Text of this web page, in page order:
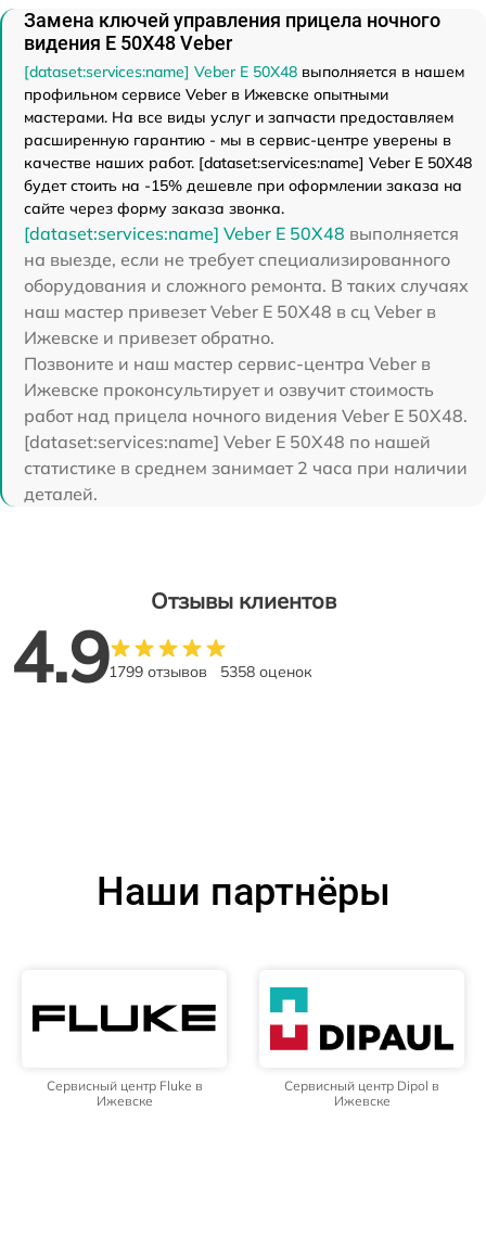
Замена ключей управления прицела ночного
видения E 50X48 Veber
[dataset:services:name] Veber E 50X48 выполняется в нашем
профильном сервисе Veber в Ижевске опытными
мастерами. На все виды услуг и запчасти предоставляем
расширенную гарантию - мы в сервис-центре уверены в
качестве наших работ. [dataset:services:name] Veber E 50X48
будет стоить на -15% дешевле при оформлении заказа на
сайте через форму заказа звонка.
[dataset:services:name] Veber E 50X48 выполняется
на выезде, если не требует специализированного
оборудования и сложного ремонта. В таких случаях
наш мастер привезет Veber E 50X48 в сц Veber в
Ижевске и привезет обратно.
Позвоните и наш мастер сервис-центра Veber в
Ижевске проконсультирует и озвучит стоимость
работ над прицела ночного видения Veber E 50X48.
[dataset:services:name] Veber E 50X48 по нашей
статистике в среднем занимает 2 часа при наличии
деталей.
Отзывы клиентов
4.91799 отзывов 5358 оценок
Наши партнёры
Сервисный центр Fluke в
Ижевске
Сервисный центр Dipol в
Ижевске